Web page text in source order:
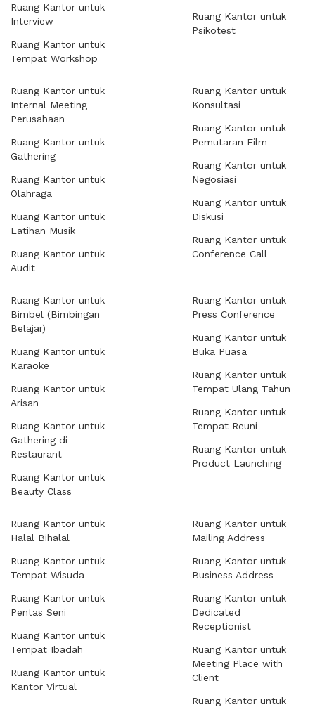
Ruang Kantor untuk
Interview
Ruang Kantor untuk
Tempat Workshop
Ruang Kantor untuk
Psikotest
Ruang Kantor untuk
Internal Meeting
Perusahaan
Ruang Kantor untuk
Gathering
Ruang Kantor untuk
Olahraga
Ruang Kantor untuk
Latihan Musik
Ruang Kantor untuk
Audit
Ruang Kantor untuk
Konsultasi
Ruang Kantor untuk
Pemutaran Film
Ruang Kantor untuk
Negosiasi
Ruang Kantor untuk
Diskusi
Ruang Kantor untuk
Conference Call
Ruang Kantor untuk
Bimbel (Bimbingan
Belajar)
Ruang Kantor untuk
Karaoke
Ruang Kantor untuk
Arisan
Ruang Kantor untuk
Gathering di
Restaurant
Ruang Kantor untuk
Beauty Class
Ruang Kantor untuk
Press Conference
Ruang Kantor untuk
Buka Puasa
Ruang Kantor untuk
Tempat Ulang Tahun
Ruang Kantor untuk
Tempat Reuni
Ruang Kantor untuk
Product Launching
Ruang Kantor untuk
Halal Bihalal
Ruang Kantor untuk
Tempat Wisuda
Ruang Kantor untuk
Pentas Seni
Ruang Kantor untuk
Tempat Ibadah
Ruang Kantor untuk
Kantor Virtual
Ruang Kantor untuk
Mailing Address
Ruang Kantor untuk
Business Address
Ruang Kantor untuk
Dedicated
Receptionist
Ruang Kantor untuk
Meeting Place with
Client
Ruang Kantor untuk